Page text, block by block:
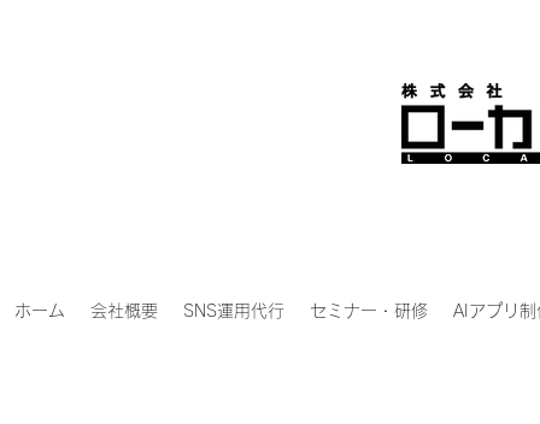
ホーム 会社概要 SNS運用代行 セミナー・研修 AIアプリ制